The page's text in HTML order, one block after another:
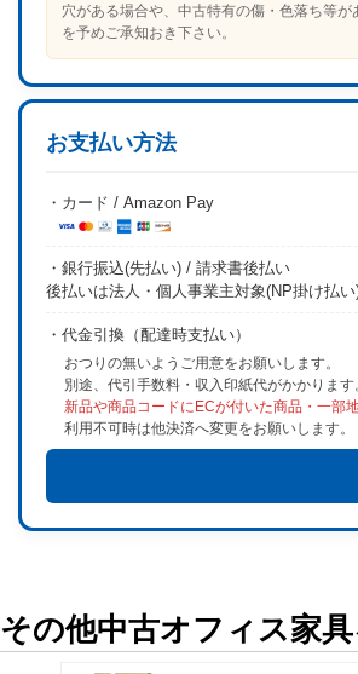
穴がある場合や、中古特有の傷・色落ち等が
を予めご承知おき下さい。
お支払い方法
・カード / Amazon Pay
・銀行振込(先払い) / 請求書後払い
後払いは法人・個人事業主対象(NP掛け払い)
・代金引換（配達時支払い）
おつりの無いようご用意をお願いします。
別途、代引手数料・収入印紙代がかかります
新品や商品コードにECが付いた商品・一部
利用不可時は他決済へ変更をお願いします。
その他中古オフィス家